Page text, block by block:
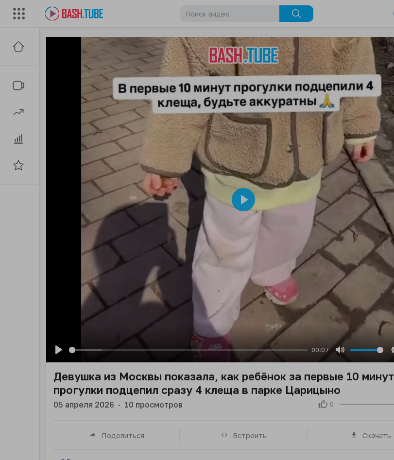
00:07
Play
Девушка из Москвы показала, как ребёнок за первые 10 минут
прогулки подцепил сразу 4 клеща в парке Царицыно
0
05 апреля 2026 · 10 просмотров
Поделиться Встроить Скачать